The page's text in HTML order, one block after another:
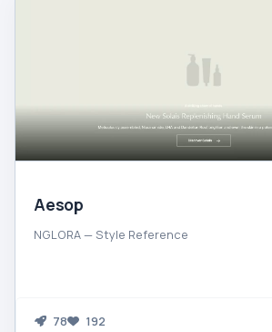
Aesop
NGLORA — Style Reference
78 192